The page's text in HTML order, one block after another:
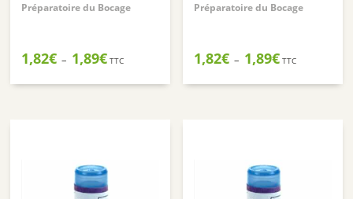
Préparatoire du Bocage
1,82€ – 1,89€Plage
prix :
TTC
Préparatoire du Bocage
1,82€ – 1,89€Plage
prix :
TTC